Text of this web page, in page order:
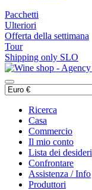
Pacchetti
Ulteriori
Offerta della settimana
Tour
Shipping only SLO
Ricerca
Casa
Commercio
Il mio conto
Lista dei desideri
Confrontare
Assistenza / Info
Produttori